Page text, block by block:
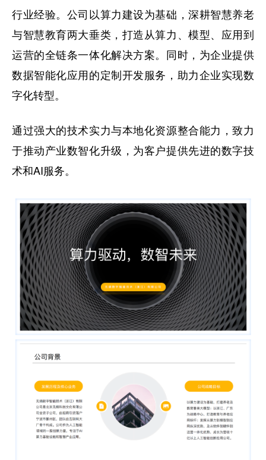
行业经验。公司以算力建设为基础，深耕智慧养老
与智慧教育两大垂类，打造从算力、模型、应用到
运营的全链条一体化解决方案。同时，为企业提供
数据智能化应用的定制开发服务，助力企业实现数
字化转型。
通过强大的技术实力与本地化资源整合能力，致力
于推动产业数智化升级，为客户提供先进的数字技
术和AI服务。